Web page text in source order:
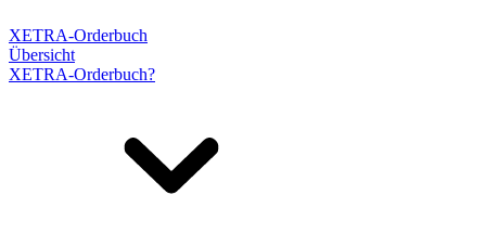
XETRA-Orderbuch
Übersicht
XETRA-Orderbuch?